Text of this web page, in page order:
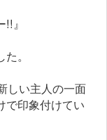
』
。
しい主人の一面
で印象付けてい